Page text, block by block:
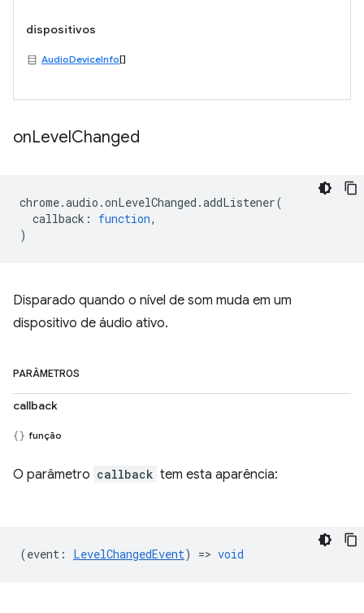
dispositivos
AudioDeviceInfo[]
onLevelChanged
chrome.audio .onLevelChanged .addListener(
callback : function,
)
Disparado quando o nível de som muda em um
dispositivo de áudio ativo.
PARÂMETROS
callback
função
O parâmetro callback tem esta aparência:
(event : LevelChangedEvent) => void